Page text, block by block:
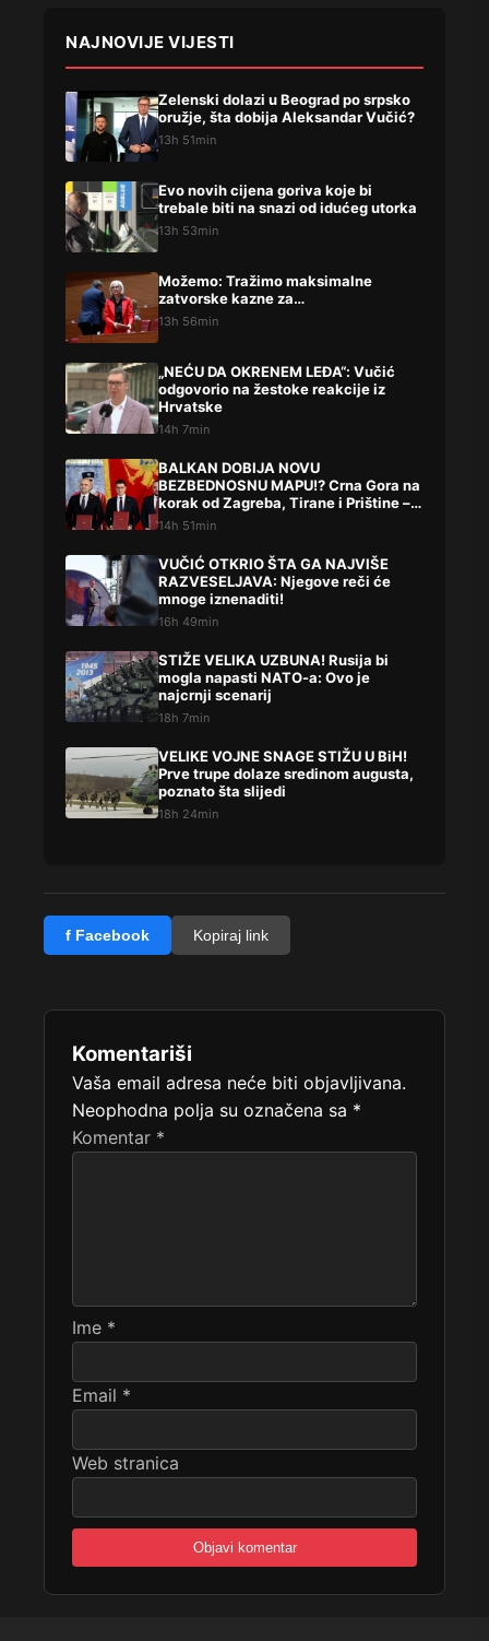
NAJNOVIJE VIJESTI
Zelenski dolazi u Beograd po srpsko
oružje, šta dobija Aleksandar Vučić?
13h 51min
Evo novih cijena goriva koje bi
trebale biti na snazi od idućeg utorka
13h 53min
Možemo: Tražimo maksimalne
zatvorske kazne za…
13h 56min
„NEĆU DA OKRENEM LEĐA“: Vučić
odgovorio na žestoke reakcije iz
Hrvatske
14h 7min
BALKAN DOBIJA NOVU
BEZBEDNOSNU MAPU!? Crna Gora na
korak od Zagreba, Tirane i Prištine –
detalji koji su podigli prašinu
14h 51min
VUČIĆ OTKRIO ŠTA GA NAJVIŠE
RAZVESELJAVA: Njegove reči će
mnoge iznenaditi!
16h 49min
STIŽE VELIKA UZBUNA! Rusija bi
mogla napasti NATO-a: Ovo je
najcrnji scenarij
18h 7min
VELIKE VOJNE SNAGE STIŽU U BiH!
Prve trupe dolaze sredinom augusta,
poznato šta slijedi
18h 24min
f Facebook Kopiraj link
Komentariši
Vaša email adresa neće biti objavljivana.
Neophodna polja su označena sa *
Komentar *
Ime *
Email *
Web stranica